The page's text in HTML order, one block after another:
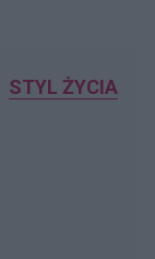
STYL ŻYCIA